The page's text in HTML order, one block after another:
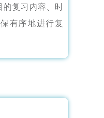
的复习内容、时
有序地进行复